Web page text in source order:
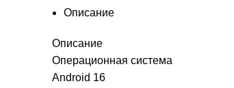
Описание
Описание
Операционная система
Android 16